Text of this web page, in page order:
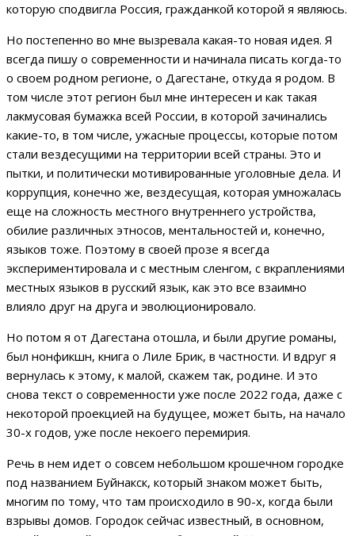
которую сподвигла Россия, гражданкой которой я являюсь.
Но постепенно во мне вызревала какая-то новая идея. Я
всегда пишу о современности и начинала писать когда-то
о своем родном регионе, о Дагестане, откуда я родом. В
том числе этот регион был мне интересен и как такая
лакмусовая бумажка всей России, в которой зачинались
какие-то, в том числе, ужасные процессы, которые потом
стали вездесущими на территории всей страны. Это и
пытки, и политически мотивированные уголовные дела. И
коррупция, конечно же, вездесущая, которая умножалась
еще на сложность местного внутреннего устройства,
обилие различных этносов, ментальностей и, конечно,
языков тоже. Поэтому в своей прозе я всегда
экспериментировала и с местным сленгом, с вкраплениями
местных языков в русский язык, как это все взаимно
влияло друг на друга и эволюционировало.
Но потом я от Дагестана отошла, и были другие романы,
был нонфикшн, книга о Лиле Брик, в частности. И вдруг я
вернулась к этому, к малой, скажем так, родине. И это
снова текст о современности уже после 2022 года, даже с
некоторой проекцией на будущее, может быть, на начало
30-х годов, уже после некоего перемирия.
Речь в нем идет о совсем небольшом крошечном городке
под названием Буйнакск, который знаком может быть,
многим по тому, что там происходило в 90-х, когда были
взрывы домов. Городок сейчас известный, в основном,